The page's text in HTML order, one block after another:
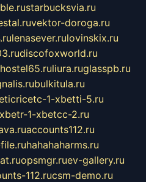
starbucksvia.ru
vektor-doroga.ru
lenasever.rulovinskix.ru
discofoxworld.ru
hostel65.ruliura.ruglasspb.ru
bulkitula.ru
1-xbetti-5.ru
1-xbetcc-2.ru
accounts112.ru
hahahaharms.ru
opsmgr.ruev-gallery.ru
112.rucsm-demo.ru